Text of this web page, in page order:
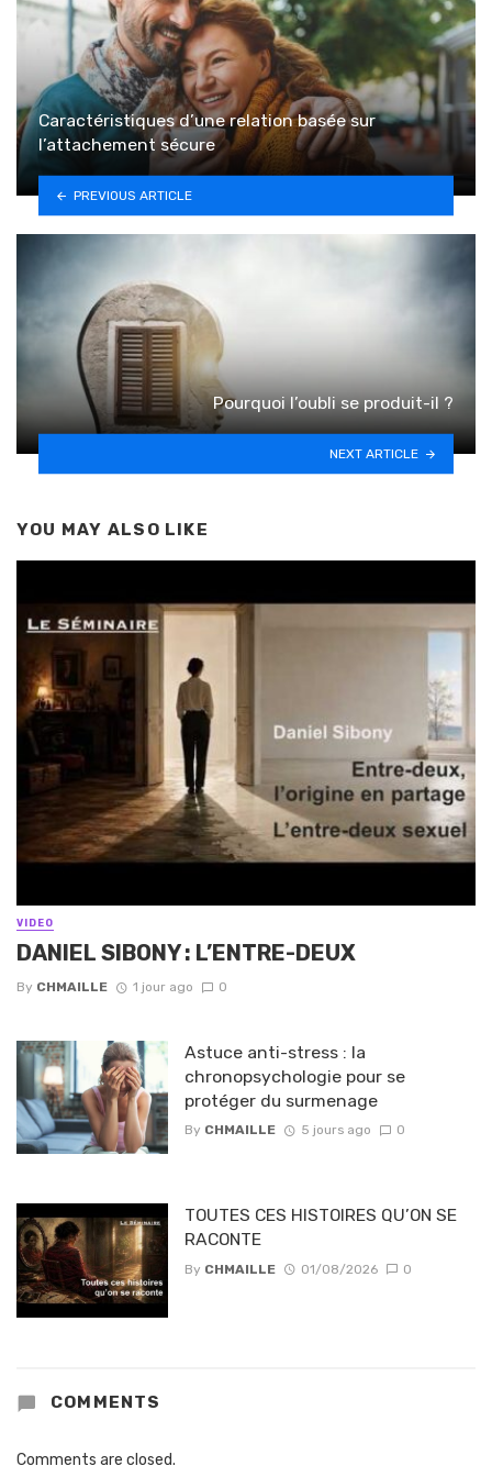
Caractéristiques d’une relation basée sur
l’attachement sécure
PREVIOUS ARTICLE
Pourquoi l’oubli se produit-il ?
NEXT ARTICLE
YOU MAY ALSO LIKE
VIDEO
DANIEL SIBONY : L’ENTRE-DEUX
By CHMAILLE 1 jour ago 0
Astuce anti-stress : la
chronopsychologie pour se
protéger du surmenage
By CHMAILLE 5 jours ago 0
TOUTES CES HISTOIRES QU’ON SE
RACONTE
By CHMAILLE 01/08/2026 0
COMMENTS
Comments are closed.